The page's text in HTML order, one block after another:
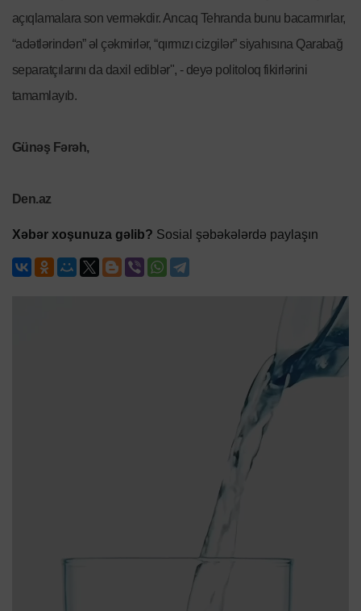
açıqlamalara son verməkdir. Ancaq Tehranda bunu bacarmırlar,
“adətlərindən” əl çəkmirlər, “qırmızı cizgilər” siyahısına Qarabağ
separatçılarını da daxil ediblər", - deyə politoloq fikirlərini
tamamlayıb.
Günəş Fərəh,
Den.az
Xəbər xoşunuza gəlib? Sosial şəbəkələrdə paylaşın